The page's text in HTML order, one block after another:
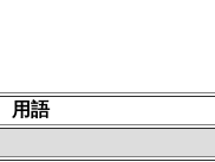
用語